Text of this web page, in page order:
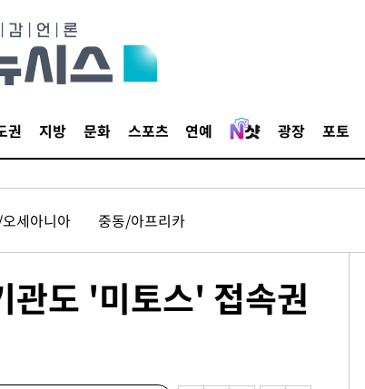
권 지방 문화 스포츠 연예 광장 포토
세아니아 중동/아프리카
도 '미토스' 접속권